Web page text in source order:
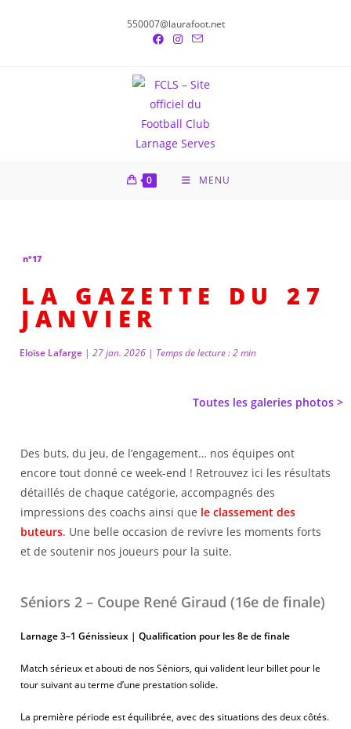
550007@laurafoot.net
0 MENU
n°17
LA GAZETTE DU 27
JANVIER
Eloïse Lafarge | 27 jan. 2026 | Temps de lecture : 2 min
Toutes les galeries photos >
Des buts, du jeu, de l’engagement… nos équipes ont
encore tout donné ce week-end ! Retrouvez ici les résultats
détaillés de chaque catégorie, accompagnés des
impressions des coachs ainsi que le classement des
buteurs. Une belle occasion de revivre les moments forts
et de soutenir nos joueurs pour la suite.
Séniors 2 – Coupe René Giraud (16e de finale)
Larnage 3–1 Génissieux | Qualification pour les 8e de finale
Match sérieux et abouti de nos Séniors, qui valident leur billet pour le
tour suivant au terme d’une prestation solide.
La première période est équilibrée, avec des situations des deux côtés.